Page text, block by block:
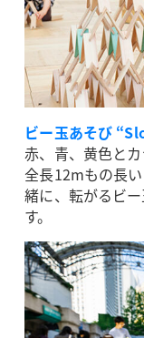
ビー玉あそび
赤、青、黄色と
全長12mもの長
緒に、転がるビ
す。